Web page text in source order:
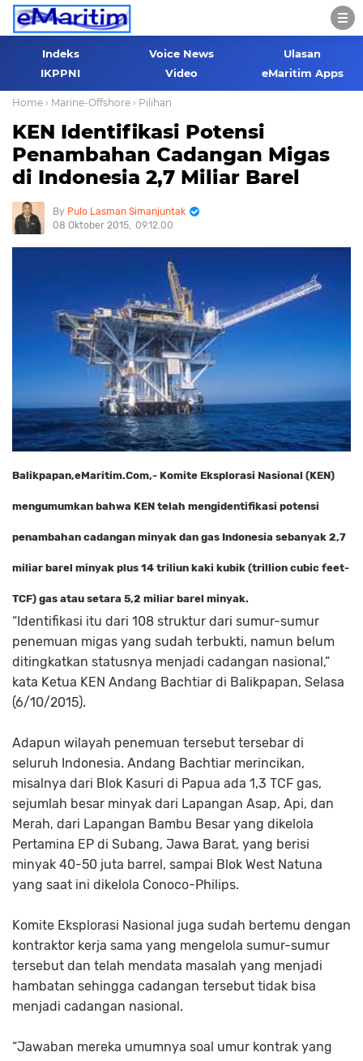
Indeks Voice News
Ulasan
IKPPNI
Video eMaritim Apps
Home › Marine-Offshore › Pilihan
KEN Identifikasi Potensi
Penambahan Cadangan Migas
di Indonesia 2,7 Miliar Barel
Pulo Lasman Simanjuntak
08 Oktober 2015 09.12.00
Balikpapan,eMaritim.Com,- Komite Eksplorasi Nasional (KEN)
mengumumkan bahwa KEN telah mengidentifikasi potensi
penambahan cadangan minyak dan gas Indonesia sebanyak 2,7
miliar barel minyak plus 14 triliun kaki kubik (trillion cubic feet-
TCF) gas atau setara 5,2 miliar barel minyak.
“Identifikasi itu dari 108 struktur dari sumur-sumur
penemuan migas yang sudah terbukti, na­mun belum
ditingkatkan statusnya menjadi cadangan nasional,”
kata Ketua KEN Andang Bach­tiar di Balikpapan, Selasa
(6/10/2015).
Adapun wilayah penemuan tersebut tersebar di
seluruh In­do­nesia. Andang Bachtiar merinci­kan,
misalnya dari Blok Kasuri di Pa­pua ada 1,3 TCF gas,
sejumlah be­sar minyak dari Lapangan Asap, Api, dan
Merah, dari La­pangan Bambu Besar yang di­kelola
Pertamina EP di Subang, Ja­wa Barat, yang berisi
minyak 40-50 juta barrel, sampai Blok West Natuna
yang saat ini dikelola Conoco-Philips.
Komite Eksplorasi Nasional juga sudah bertemu dengan
kontraktor kerja sama yang mengelola su­mur-sumur
tersebut dan telah men­data masalah yang menjadi
hambatan sehingga cadangan tersebut tidak bisa
menjadi ca­dangan nasional.
“Jawaban mereka umumnya soal umur kontrak yang